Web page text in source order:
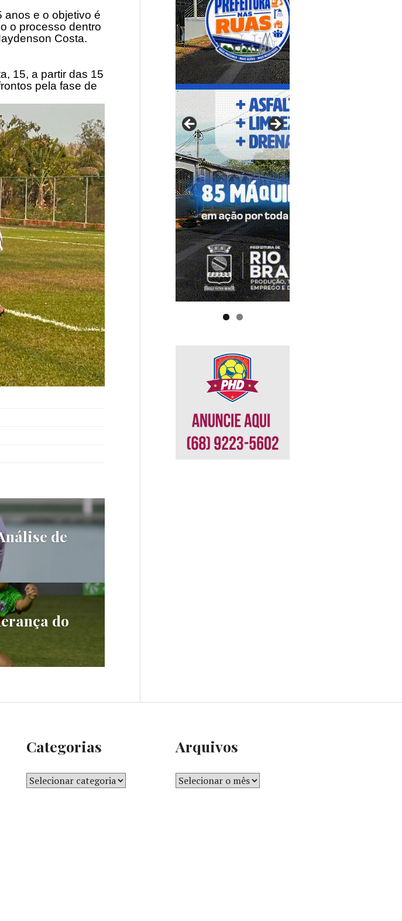
anos e o objetivo é
o processo dentro
Costa.
15, a partir das 15
pela fase de
de
do
Categorias Arquivos